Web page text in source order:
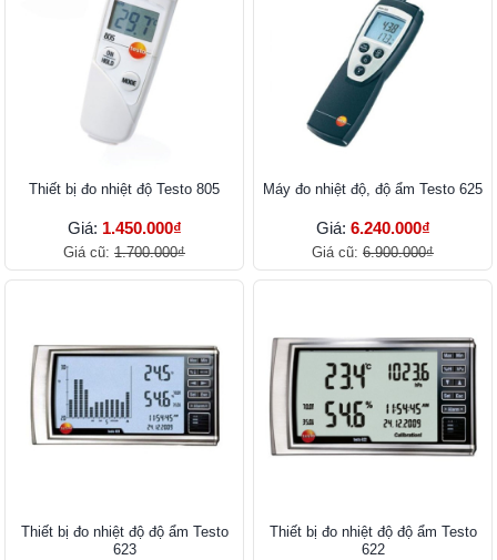
Thiết bị đo nhiệt độ Testo 805
Giá: 1.450.000₫
Giá cũ: 1.700.000₫
Máy đo nhiệt độ, độ ẩm Testo 625
Giá: 6.240.000₫
Giá cũ: 6.900.000₫
Thiết bị đo nhiệt độ độ ẩm Testo
623
Thiết bị đo nhiệt độ độ ẩm Testo
622